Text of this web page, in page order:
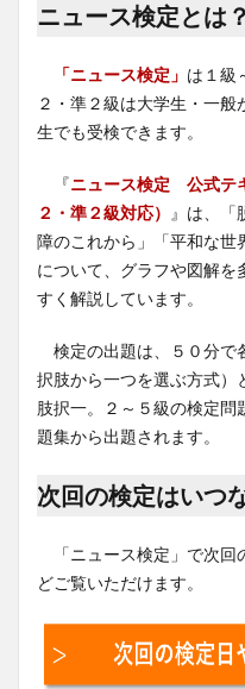
ニュース検定とは？
「ニュース検定」 は１級
２・準２級は大学生・一
生でも受検できます。
『ニュース検定 公式テ
２・準２級対応）
』は、「
障のこれから」「平和な世
について、グラフや図解
すく解説しています。
検定の出題は、５０分で
択肢から一つを選ぶ方式）
肢択一。２～５級の検定問
題集から出題されます。
次回の検定はいつ
「ニュース検定」で次回
どご覧いただけます。